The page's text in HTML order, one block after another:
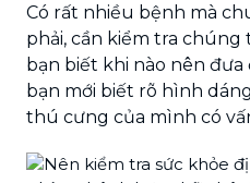
Có rất nhiều bệnh mà
phải, cần kiểm tra
bạn biết khi nào nên đưa
bạn mới biết rõ hình
thú cưng của mình có